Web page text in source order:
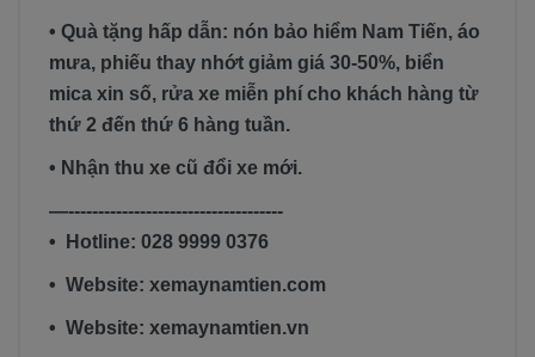
• Quà tặng hấp dẫn: nón bảo hiểm Nam Tiến, áo
mưa, phiếu thay nhớt giảm giá 30-50%, biển
mica xin số, rửa xe miễn phí cho khách hàng từ
thứ 2 đến thứ 6 hàng tuần.
• Nhận thu xe cũ đổi xe mới.
—------------------------------------
• Hotline: 028 9999 0376
• Website: xemaynamtien.com
• Website: xemaynamtien.vn